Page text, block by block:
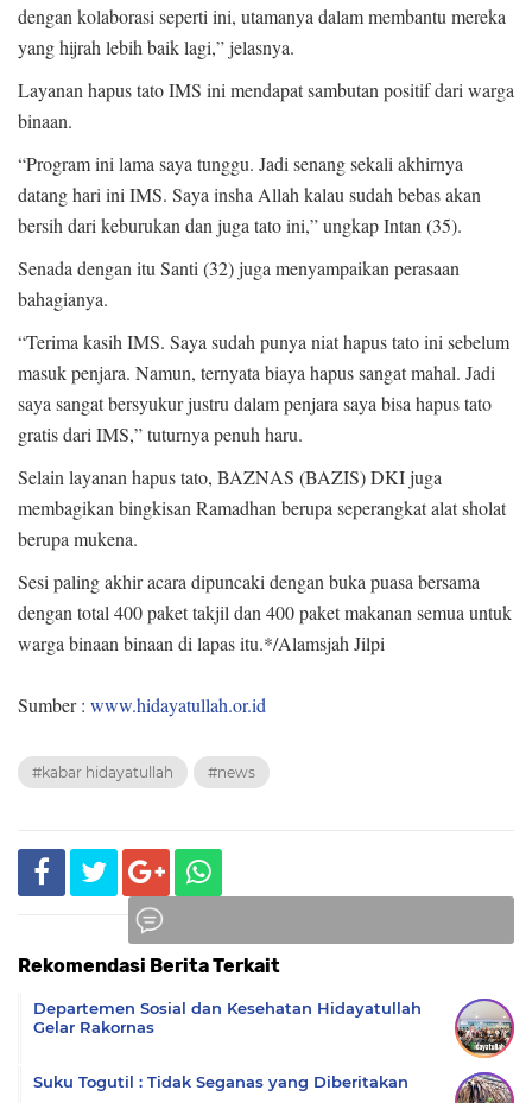
dengan kolaborasi seperti ini, utamanya dalam membantu mereka
yang hijrah lebih baik lagi,” jelasnya.
Layanan hapus tato IMS ini mendapat sambutan positif dari warga
binaan.
“Program ini lama saya tunggu. Jadi senang sekali akhirnya
datang hari ini IMS. Saya insha Allah kalau sudah bebas akan
bersih dari keburukan dan juga tato ini,” ungkap Intan (35).
Senada dengan itu Santi (32) juga menyampaikan perasaan
bahagianya.
“Terima kasih IMS. Saya sudah punya niat hapus tato ini sebelum
masuk penjara. Namun, ternyata biaya hapus sangat mahal. Jadi
saya sangat bersyukur justru dalam penjara saya bisa hapus tato
gratis dari IMS,” tuturnya penuh haru.
Selain layanan hapus tato, BAZNAS (BAZIS) DKI juga
membagikan bingkisan Ramadhan berupa seperangkat alat sholat
berupa mukena.
Sesi paling akhir acara dipuncaki dengan buka puasa bersama
dengan total 400 paket takjil dan 400 paket makanan semua untuk
warga binaan binaan di lapas itu.*/Alamsjah Jilpi
Sumber : www.hidayatullah.or.id
#kabar hidayatullah #news
Rekomendasi Berita Terkait
Departemen Sosial dan Kesehatan Hidayatullah
Gelar Rakornas
Suku Togutil : Tidak Seganas yang Diberitakan